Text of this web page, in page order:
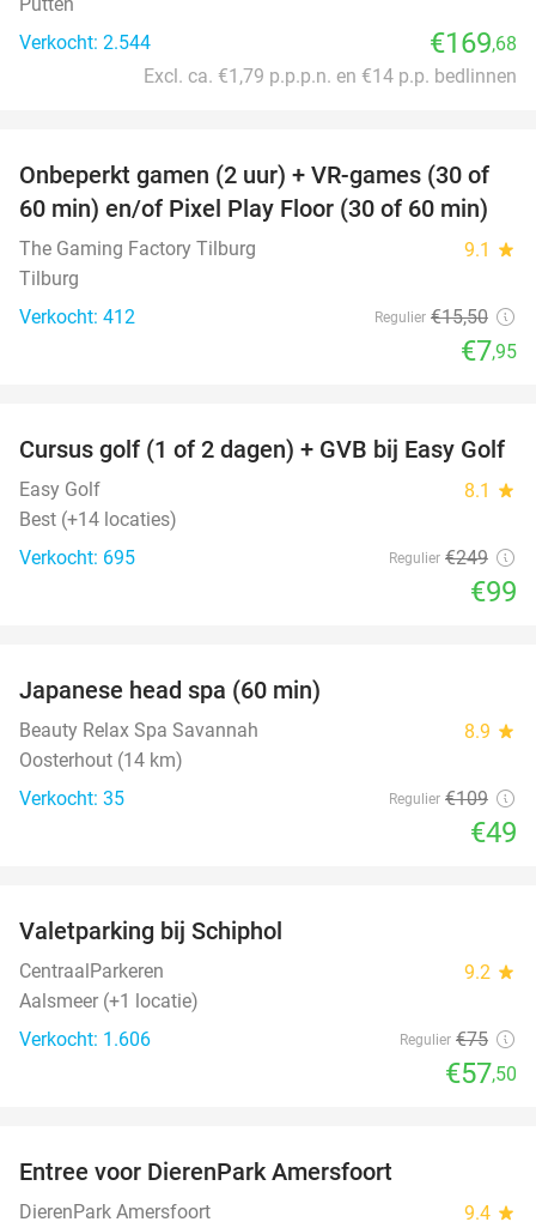
Verkocht: 2.544
€169,68
Excl. ca. €1,79 p.p.p.n. en €14 p.p. bedlinnen
49%
Onbeperkt gamen (2 uur) + VR-games (30 of
60 min) en/of Pixel Play Floor (30 of 60 min)
The Gaming Factory Tilburg 9.1 star
Tilburg
Verkocht: 412
Regulier €15,50
€7,95
60%
Cursus golf (1 of 2 dagen) + GVB bij Easy Golf
Easy Golf 8.1 star
Best (+14 locaties)
Verkocht: 695
Regulier €249
€99
Japanese head spa (60 min)
Beauty Relax Spa Savannah 8.9 star
Oosterhout (14 km)
Verkocht: 35
Regulier €109
€49
Valetparking bij Schiphol
CentraalParkeren 9.2 star
Aalsmeer (+1 locatie)
Verkocht: 1.606
Regulier €75
€57,50
Entree voor DierenPark Amersfoort
DierenPark Amersfoort 9.4 star